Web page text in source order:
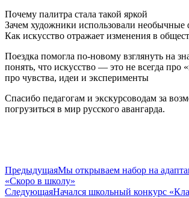
Почему палитра стала такой яркой
Зачем художники использовали
Как искусство отражает изменения в
Поездка помогла по-новому взглянуть на
понять, что искусство — это не всегда про
про чувства, идеи и эксперименты
Спасибо педагогам и экскурсоводам за
погрузиться в мир русского авангарда.
ПредыдущаяМы открываем набор на
«Скоро в школу»
СледующаяНачался школьный конкурс